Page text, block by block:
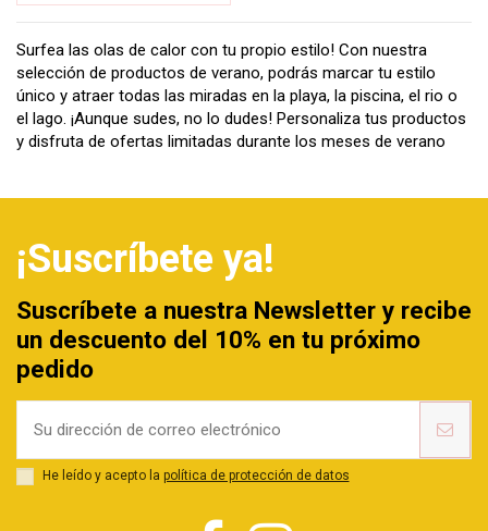
Surfea las olas de calor con tu propio estilo! Con nuestra
selección de productos de verano, podrás marcar tu estilo
único y atraer todas las miradas en la playa, la piscina, el rio o
el lago. ¡Aunque sudes, no lo dudes! Personaliza tus productos
y disfruta de ofertas limitadas durante los meses de verano
¡Suscríbete ya!
Suscríbete a nuestra Newsletter y recibe
un descuento del 10% en tu próximo
pedido
He leído y acepto la política de protección de datos